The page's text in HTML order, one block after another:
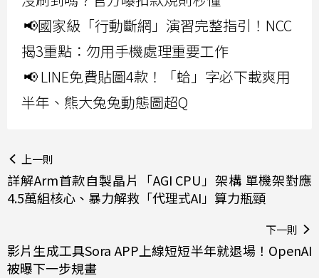
📢國家級「行動斷網」演習完整指引！NCC
揭3重點：勿用手機處理重要工作
📢 LINE免費貼圖4款！「蛤」字必下載爽用
半年、熊大兔兔動態圖超Q
上一則
詳解Arm首款自製晶片「AGI CPU」架構 單機架對應
4.5萬組核心、暴力解救「代理式AI」算力瓶頸
下一則
影片生成工具Sora APP上線短短半年就退場！OpenAI
被曝下一步規畫